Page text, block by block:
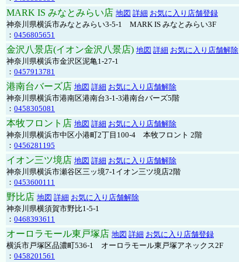
MARK IS みなとみらい店 地図 詳細 お気に入り店舗登録
神奈川県横浜市みなとみらい3-5-1 MARK IS みなとみらい3F
： 0456805651
金沢八景店(イオン金沢八景店) 地図 詳細 お気に入り店舗解除
神奈川県横浜市金沢区泥亀1-27-1
： 0457913781
港南台バーズ店 地図 詳細 お気に入り店舗解除
神奈川県横浜市港南区港南台3-1-3港南台バーズ5階
： 0458305081
本牧フロント店 地図 詳細 お気に入り店舗解除
神奈川県横浜市中区小港町2丁目100-4 本牧フロント 2階
： 0456281195
イオン三ツ境店 地図 詳細 お気に入り店舗解除
神奈川県横浜市瀬谷区三ッ境7-1イオン三ツ境店2階
： 0453600111
野比店 地図 詳細 お気に入り店舗解除
神奈川県横須賀市野比1-5-1
： 0468393611
オーロラモール東戸塚店 地図 詳細 お気に入り店舗登録
横浜市戸塚区品濃町536-1 オーロラモール東戸塚アネックス2F
： 0458201561